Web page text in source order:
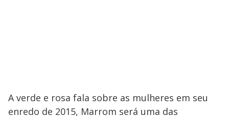
A verde e rosa fala sobre as mulheres em seu
enredo de 2015, Marrom será uma das